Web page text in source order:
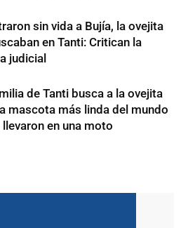
sin vida a Bujía, la ovejita
en Tanti: Critican la
judicial
de Tanti busca a la ovejita
mascota más linda del mundo
llevaron en una moto